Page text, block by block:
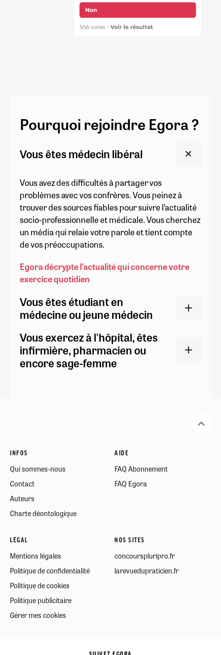
Pourquoi rejoindre Egora ?
Vous êtes médecin libéral
Vous avez des difficultés à partager vos
problèmes avec vos confrères. Vous peinez à
trouver des sources fiables pour suivre l’actualité
socio-professionnelle et médicale. Vous cherchez
un média qui relaie votre parole et tient compte
de vos préoccupations.
Egora décrypte l’actualité qui concerne votre
exercice quotidien
Vous êtes étudiant en
médecine ou jeune médecin
Vous exercez à l'hôpital, êtes
infirmière, pharmacien ou
encore sage-femme
INFOS
Qui sommes-nous
Contact
Auteurs
Charte déontologique
AIDE
FAQ Abonnement
FAQ Egora
LÉGAL
Mentions légales
Politique de confidentialité
Politique de cookies
Politique publicitaire
Gérer mes cookies
NOS SITES
concourspluripro.fr
larevuedupraticien.fr